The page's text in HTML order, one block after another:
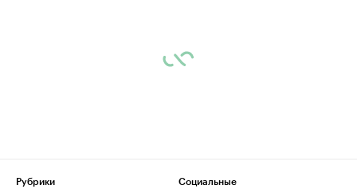
Рубрики
Социальные